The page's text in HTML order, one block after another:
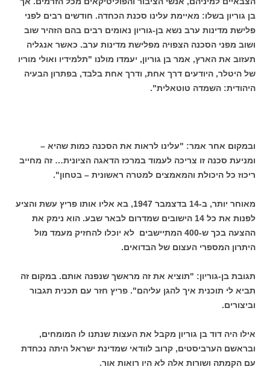
בן גוריון בשלו: מאיימת עלינו סכנת הכחדה. חודשים רבים לפני
פלישת מדינות ערב נשא בן-גוריון נאומים רבים בהם הזהיר שוב
ושוב מפני הסכנה הצפויה מפלישת מדינות ערב. כאשר אנגליה
תעזוב את הארץ, אמר בן גוריון, יעמדו מולנו "תלמידיו ואולי מוריו
של היטלר, היודעים דרך אחת, ודרך אחת בלבד, בפתרון הבעיה
היהודית: השמדה טוטאלית".
ובמקום אחר אמר: "עלינו לראות את הסכנה כמות שהיא –
ומניעת סכנה זו צריכה לעמוד במרכז הדאגה הציונית… זה מחייב
ריכוז כל היכולת והמאמצים למטרה ראשונית – בטחון".
מאוחר יותר, ב-14 בדצמבר 1947, בא אליו אותו פריץ עשת והציע
לפנות את כל 14 הישובים שמדרום לבאר שבע. הוא נימק את
ההצעה בכך ש-400 המתיישבים לא יוכלו להחזיק מעמד מול
היתרון המספרי העצום של הבדואים.
תגובת בן-גוריון: "תוציא את זה מראשך שנפנה אותם. במקום זה
תביא לי תוכנית איך להגן עליהם". פריץ חזר עם תכנית תגבור
וביצורים.
אילו היה דוד בן גוריון מקבל את העצות שנתנו לו המומחים,
ובראשם הערביסטים, קרוב לוודאי שמדינת ישראל היתה נכחדת
עם הקמתה ושורות אלה לא היו רואות אור.